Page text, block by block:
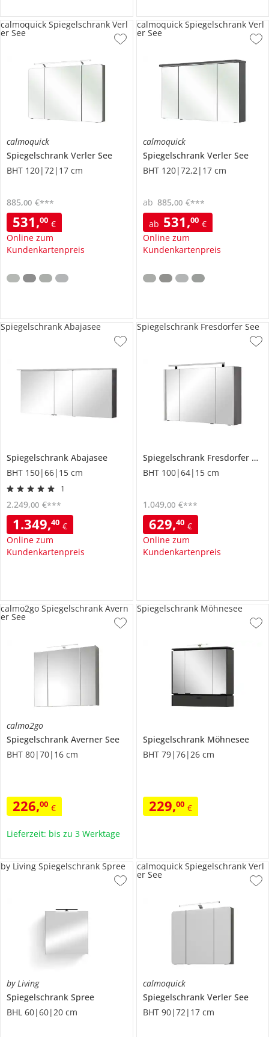
calmoquick
Spiegelschrank Verler See
BHT 120|72|17 cm
531,00 €
Online zum
Kundenkartenpreis
885,00 €***
calmoquick Spiegelschrank Verl
er See
calmoquick
Spiegelschrank Verler See
BHT 120|72,2|17 cm
ab 531,00 €
Online zum
Kundenkartenpreis
ab 885,00 €***
calmoquick Spiegelschrank Verl
er See
Spiegelschrank Abajasee
BHT 150|66|15 cm
1
1.349,40 €
Online zum
Kundenkartenpreis
2.249,00 €***
Spiegelschrank Abajasee
Spiegelschrank Fresdorfer See
BHT 100|64|15 cm
629,40 €
Online zum
Kundenkartenpreis
1.049,00 €***
Spiegelschrank Fresdorfer See
calmo2go
Spiegelschrank Averner See
BHT 80|70|16 cm
226,00 €
calmo2go Spiegelschrank Avern
er See
Lieferzeit: bis zu 3 Werktage
Spiegelschrank Möhnesee
BHT 79|76|26 cm
229,00 €
Spiegelschrank Möhnesee
by Living
Spiegelschrank Spree
BHL 60|60|20 cm
by Living Spiegelschrank Spree
calmoquick
Spiegelschrank Verler See
BHT 90|72|17 cm
calmoquick Spiegelschrank Verl
er See